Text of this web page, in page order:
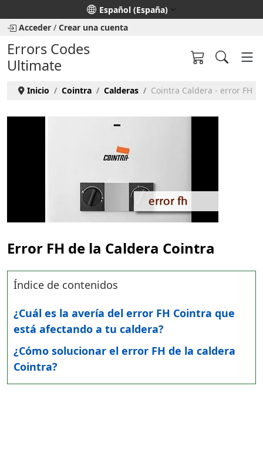
Seleccione su idioma
Español (España)
Acceder / Crear una cuenta
Errors Codes
Ultimate
Inicio Cointra Calderas Cointra Caldera - error FH
Error FH de la Caldera Cointra
Índice de contenidos
¿Cuál es la avería del error FH Cointra que
está afectando a tu caldera?
¿Cómo solucionar el error FH de la caldera
Cointra?